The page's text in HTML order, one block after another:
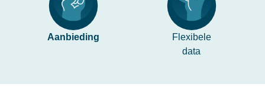
Aanbieding
Flexibele
data